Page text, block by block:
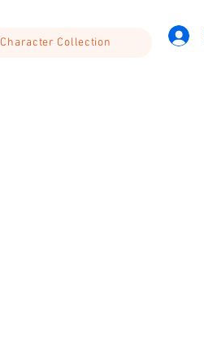
Character Collection